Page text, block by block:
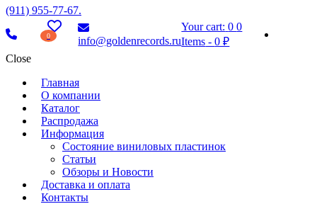
(911) 955-77-67.
0 info@goldenrecords.ru
Your cart: 00
Items -0 ₽
Close
Главная
О компании
Каталог
Распродажа
Информация
Состояние виниловых пластинок
Статьи
Обзоры и Новости
Доставка и оплата
Контакты